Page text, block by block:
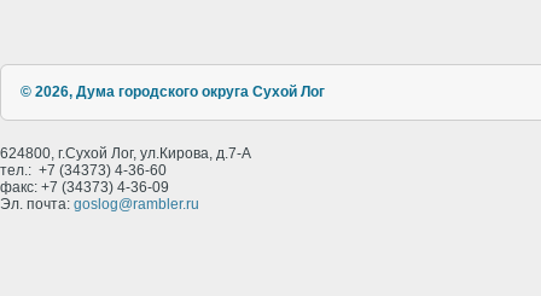
© 2026, Дума городского округа Сухой Лог
624800, г.Сухой Лог, ул.Кирова, д.7-А
тел.: +7 (34373) 4-36-60
факс: +7 (34373) 4-36-09
Эл. почта: goslog@rambler.ru